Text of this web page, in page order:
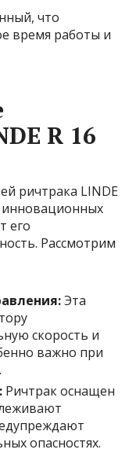
что
время работы и
R 16
ричтрака LINDE
инновационных
его
Рассмотрим
Эта
скорость и
важно при
Ричтрак оснащен
опасностях.